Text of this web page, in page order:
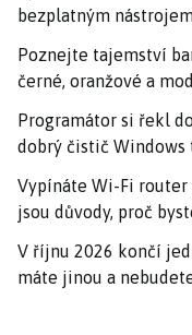
bezplatným
Poznejte tajemství
černé, oranžové a
Programátor si řekl
dobrý čistič Windows
Vypínáte Wi-Fi router
jsou důvody, proč
V říjnu 2026 končí
máte jinou a